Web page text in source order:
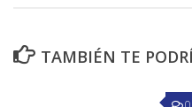
TAMBIÉN TE